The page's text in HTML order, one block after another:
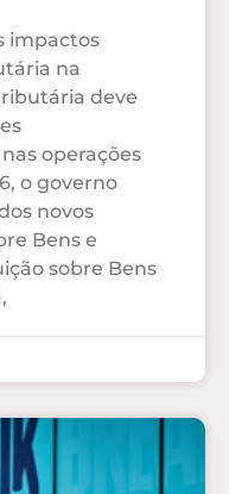
impactos
na
deve
operações
o governo
novos
Bens e
sobre Bens